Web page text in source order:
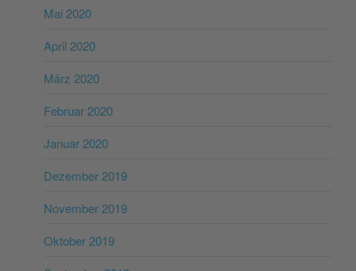
Mai 2020
April 2020
März 2020
Februar 2020
Januar 2020
Dezember 2019
November 2019
Oktober 2019